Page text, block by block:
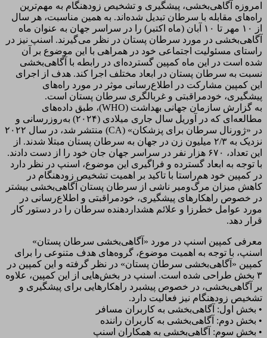
امروزه آگاهی‌بخشی، پیشگیری و تشخیص زودهنگام به مهم‌ترین
راه‌های مقابله با سرطان تبدیل شده‌اند. به همین مناسبت، هر سال
از ۱۰ مهر تا ۱۰ آبان (ماه اکتبر) را در سراسر جهان به عنوان ماه
آگاهی‌بخشی در مورد سرطان پستان در نظر می‌گیرند. اسنپ نیز در
راستای مسئولیت اجتماعی خود در همراهی با این موضوع بر آن
شده است در این ماه کمپین گسترده‌ای در رابطه با آگاهی‌بخشی
نسبت به سرطان پستان در ابعاد مختلف اجرا کند. هدف از اجرای
این کمپین مشارکت در اطلاع‌رسانی موثر در مورد راه‌های
پیشگیری، خودمراقبتی و غربالگری سرطان پستان است.
به گزارش سازمان جهانی بهداشت (WHO)، طبق داده‌های
مطالعه‌ای که در آوریل سال جاری میلادی (۲۰۲۴) به‌روزرسانی و
در «ژورنال سرطان برای پزشکان» (CA) منتشر شد، در سال ۲۰۲۲
نزدیک به ۲/۳ میلیون زن در جهان به سرطان پستان مبتلا شدند. از
این تعداد، ۶۷۰ هزار نفر در سراسر جهان جان خود را از دست دادند.
با توجه به ابعاد گسترده و فراگیری این موضوع، اسنپ در نظر دارد
در کمپین خود هم‌راستا با تاکید بر اهمیت تشخیص زودهنگام در
کاهش میزان مرگ‌و‌میر ناشی از سرطان پستان آگاهی‌بخشی بیشتر
در خصوص راهکارهای پیشگیری، خود‌مراقبتی و اطلاع‌رسانی در
مورد عوامل خطرزا و علائم هشداردهنده سرطان را در دستور کار
قرار دهد.
معرفی کمپین اسنپ در مورد «آگاهی‌بخشی سرطان پستان»
اسنپ، با توجه به اهمیت موضوع، گروه‌های هدف متنوعی را برای
کمپین «آگاهی‌بخشی سرطان پستان» در نظر گرفته و این کمپین در
۳ بخش طراحی شده است. اسنپ در بخش‌هایی از این کمپین، علاوه
بر آگاهی‌بخشی، در خصوص پیشبرد راهکارهایی برای پیشگیری و
تشخیص زودهنگام نیز فعالیت دارد.
• بخش اول: آگاهی‌بخشی به کاربران مسافر
• بخش دوم: آگاهی‌بخشی به کاربران راننده
• بخش سوم: آگاهی‌بخشی به همکاران اسنپ